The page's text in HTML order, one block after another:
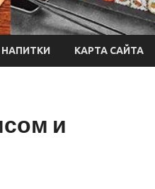
НАПИТКИ КАРТА САЙТА
и